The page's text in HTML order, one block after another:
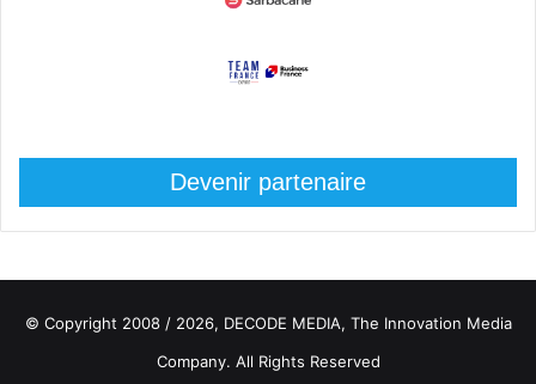
Devenir partenaire
© Copyright 2008 / 2026, DECODE MEDIA, The Innovation Media
Company. All Rights Reserved